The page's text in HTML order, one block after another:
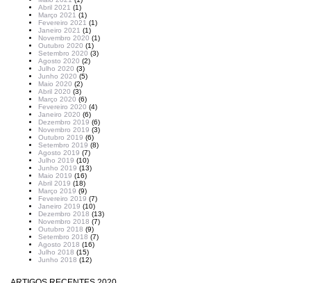
Abril 2021 (1)
Março 2021 (1)
Fevereiro 2021 (1)
Janeiro 2021 (1)
Novembro 2020 (1)
Outubro 2020 (1)
Setembro 2020 (3)
Agosto 2020 (2)
Julho 2020 (3)
Junho 2020 (5)
Maio 2020 (2)
Abril 2020 (3)
Março 2020 (6)
Fevereiro 2020 (4)
Janeiro 2020 (6)
Dezembro 2019 (6)
Novembro 2019 (3)
Outubro 2019 (6)
Setembro 2019 (8)
Agosto 2019 (7)
Julho 2019 (10)
Junho 2019 (13)
Maio 2019 (16)
Abril 2019 (18)
Março 2019 (9)
Fevereiro 2019 (7)
Janeiro 2019 (10)
Dezembro 2018 (13)
Novembro 2018 (7)
Outubro 2018 (9)
Setembro 2018 (7)
Agosto 2018 (16)
Julho 2018 (15)
Junho 2018 (12)